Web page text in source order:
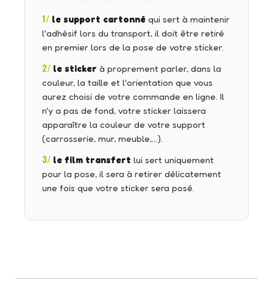
1/ le support cartonné qui sert à maintenir
l'adhésif lors du transport, il doit être retiré
en premier lors de la pose de votre sticker.
2/ le sticker à proprement parler, dans la
couleur, la taille et l'orientation que vous
aurez choisi de votre commande en ligne. Il
n'y a pas de fond, votre sticker laissera
apparaître la couleur de votre support
(carrosserie, mur, meuble,…).
3/ le film transfert lui sert uniquement
pour la pose, il sera à retirer délicatement
une fois que votre sticker sera posé.